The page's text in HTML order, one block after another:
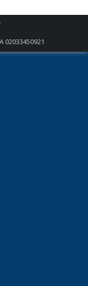
02033450921